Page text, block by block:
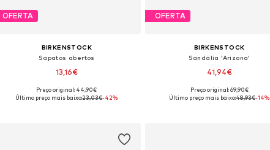
OFERTA
BIRKENSTOCK
Sapatos abertos
13,16€
Tamanhos disponíveis: 26, 27
Preço original: 44,90€
Último preço mais baixo:23,03€-42%
OFERTA
BIRKENSTOCK
Sandália 'Arizona'
41,94€
Tamanhos disponíveis: 29, 32
Preço original: 69,90€
Último preço mais baixo:48,93€-14%